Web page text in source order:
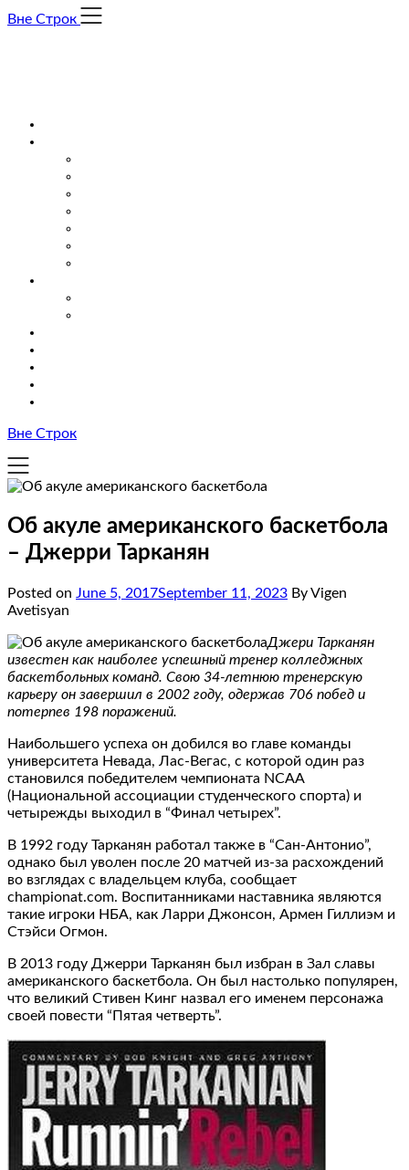
Skip
Вне Строк
Вне Строк
Об акуле американского баскетбола
– Джерри Тарканян
Posted on June 5, 2017September 11, 2023 By Vigen
Avetisyan
Джери Тарканян
известен как наиболее успешный тренер колледжных
баскетбольных команд. Свою 34-летнюю тренерскую
карьеру он завершил в 2002 году, одержав 706 побед и
потерпев 198 поражений.
Наибольшего успеха он добился во главе команды
университета Невада, Лас-Вегас, с которой один раз
становился победителем чемпионата NCAA
(Национальной ассоциации студенческого спорта) и
четырежды выходил в “Финал четырех”.
В 1992 году Тарканян работал также в “Сан-Антонио”,
однако был уволен после 20 матчей из-за расхождений
во взглядах с владельцем клуба, сообщает
championat.com. Воспитанниками наставника являются
такие игроки НБА, как Ларри Джонсон, Армен Гиллиэм и
Стэйси Огмон.
В 2013 году Джерри Тарканян был избран в Зал славы
американского баскетбола. Он был настолько популярен,
что великий Стивен Кинг назвал его именем персонажа
своей повести “Пятая четверть”.